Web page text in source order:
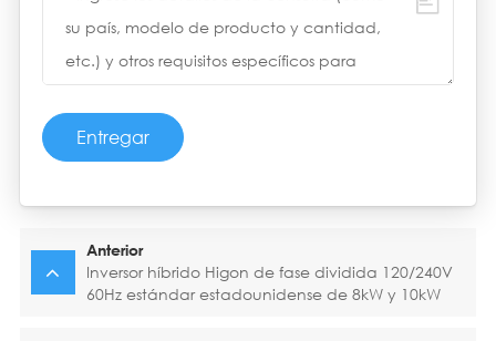
Entregar
Anterior
Inversor híbrido Higon de fase dividida 120/240V
60Hz estándar estadounidense de 8kW y 10kW